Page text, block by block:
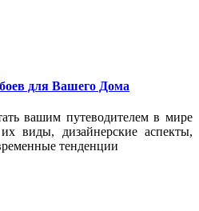
для Вашего Дома
вашим путеводителем в мире
виды, дизайнерские аспекты,
тенденции